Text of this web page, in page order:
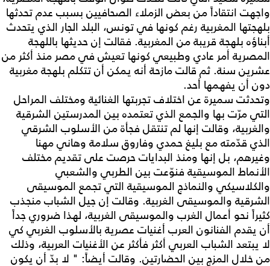
واجهت انتقاداً من بعض الزملاء الصحافيين بسبب عدم تحدثها
بلهجتها المغربية رغم كونها في تونس، البلد الجار الذي يتحدث
أبناؤه بلهجة قريبة من المغربية. فقالت إن حديثها باللهجة
المصرية أمر عادي وطبيعي كونها تعيش في مصر منذ أكثر من
عشرين سنة. ثم قالت مازحة أنه يمكن أن تتكلم بلهجة مغربية
دون أن يفهمها أحد.
وتحدثت سميرة عن اختلاف تجربتها الغنائية ومختلف المراحل
التي مرّت بها والجمع الذي تعتمده بين المدرستين الشرقية
والغربية، وقالت إنها لم تنتقل فجأة من الأسلوب الشرقي
الذي قدّمته مع بليغ حمدي وفاروق سلامة وهاني مهنا
وغيرهم، بل إنها ومنذ البدايات حرصت على تقديم مختلف
الأنماط الموسيقية فنوّعت بين الطربي والشعبي
والكلاسيكي والنماذج الموسيقية التي تجمع الموسيقى
الشرقية والموسيقى الغربية. وقالت إن جيل الشباب منجذب
كثيراً نحو أعمال الغرب والموسيقى الغربية، لهذا ضروري جداً
أن يقدم الفنانون العرب أغنيات عصرية بالأسلوب الغربي كي
لا يبتعد الشباب العربي أكثر فأكثر عن الأغنيات العربية، وذلك
من خلال المزج بين الحضارتين. وقالت أيضاً: " لا بدّ أن يكون